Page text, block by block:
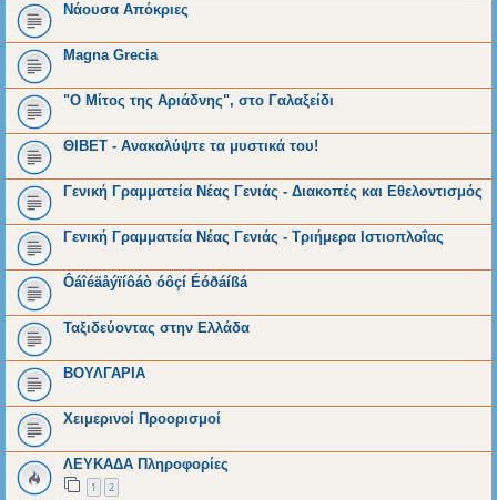
Νάουσα Απόκριες
Magna Grecia
"Ο Μίτος της Αριάδνης", στο Γαλαξείδι
ΘΙΒΕΤ - Ανακαλύψτε τα μυστικά του!
Γενική Γραμματεία Νέας Γενιάς - Διακοπές και Εθελοντισμός
Γενική Γραμματεία Νέας Γενιάς - Τριήμερα Ιστιοπλοΐας
Ôáîéäåýïíôáò óôçí Éóðáíßá
Ταξιδεύοντας στην Ελλάδα
ΒΟΥΛΓΑΡΙΑ
Χειμερινοί Προορισμοί
ΛΕΥΚΑΔΑ Πληροφορίες
1 2